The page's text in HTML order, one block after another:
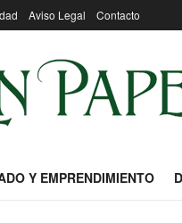
Aviso Legal Contacto
Y EMPRENDIMIENTO